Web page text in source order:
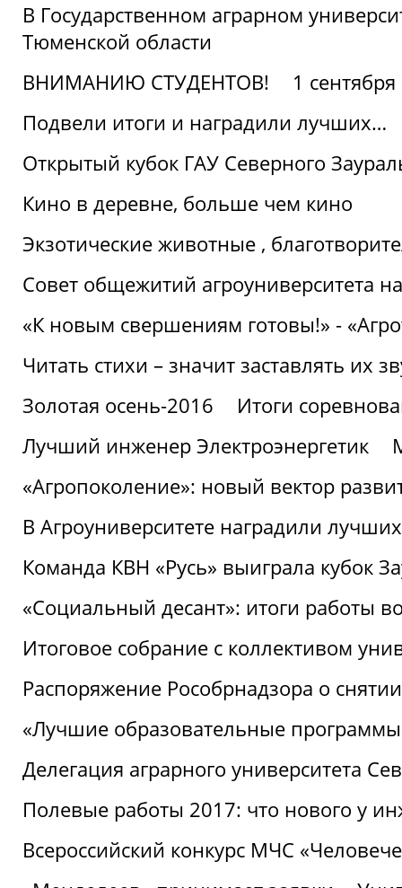
В Государственном аграрном
Тюменской области
ВНИМАНИЮ СТУДЕНТОВ!
1 сентября
Подвели итоги и наградили лучших…
Открытый кубок ГАУ Северного
Кино в деревне, больше чем кино
Экзотические животные ,
Совет общежитий агроуниверситета
«К новым свершениям готовы!» -
Читать стихи – значит заставлять их
Золотая осень-2016
Итоги
Лучший инженер Электроэнергетик
«Агропоколение»: новый вектор
В Агроуниверситете наградили
Команда КВН «Русь» выиграла кубок
«Социальный десант»: итоги работы
Итоговое собрание с коллективом
Распоряжение Рособрнадзора о
«Лучшие образовательные
Делегация аграрного университета
Полевые работы 2017: что нового у
Всероссийский конкурс МЧС